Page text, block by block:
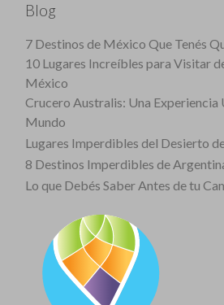
Blog
7 Destinos de México Que Tenés
10 Lugares Increíbles para Visitar
México
Crucero Australis: Una Experiencia
Mundo
Lugares Imperdibles del Desierto
8 Destinos Imperdibles de
Lo que Debés Saber Antes de tu